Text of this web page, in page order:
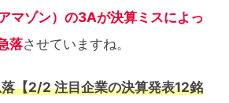
マゾン）の3Aが決算ミスによっ
落させていますね。
【2/2 注目企業の決算発表12銘